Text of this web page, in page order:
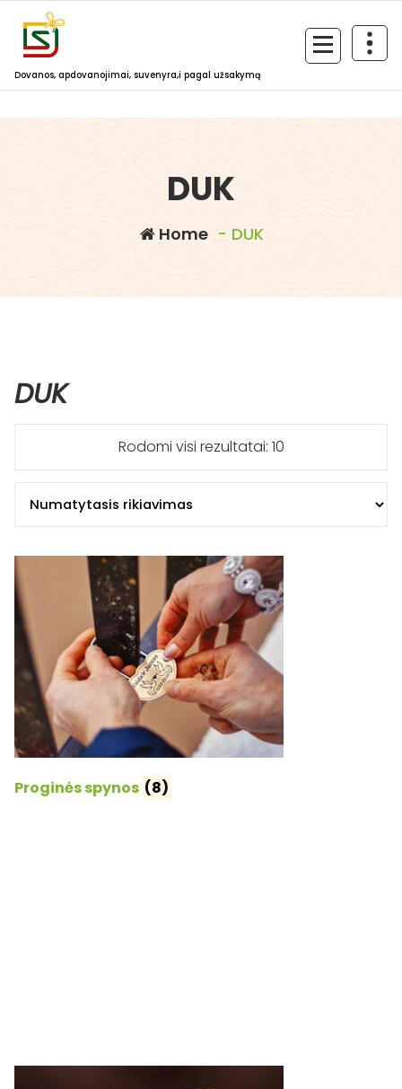
content
Dovanos, apdovanojimai, suvenyra,i pagal užsakymą
DUK
Home - DUK
DUK
Rodomi visi rezultatai: 10
Proginės spynos (8)